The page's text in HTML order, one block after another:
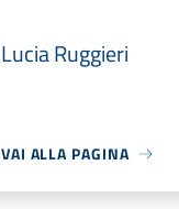
Lucia Ruggieri
VAI ALLA PAGINA